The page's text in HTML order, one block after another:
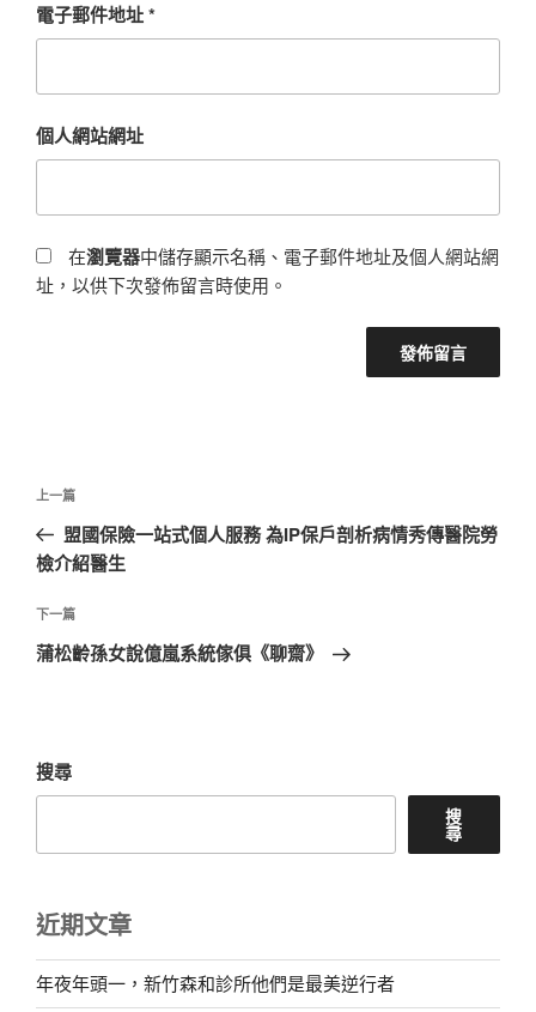
電子郵件地址*
個人網站網址
在瀏覽器中儲存顯示名稱、電子郵件地址及個人網站網
址，以供下次發佈留言時使用。
文
導
覽
上
一
篇
章
上一篇
盟國保險一站式個人服務 為IP保戶剖析病情秀傳醫院勞
檢介紹醫生
下
一
下一篇
蒲松齡孫女說億嵐系統傢俱《聊齋》
搜尋
搜
尋
近期文章
年夜年頭一，新竹森和診所他們是最美逆行者